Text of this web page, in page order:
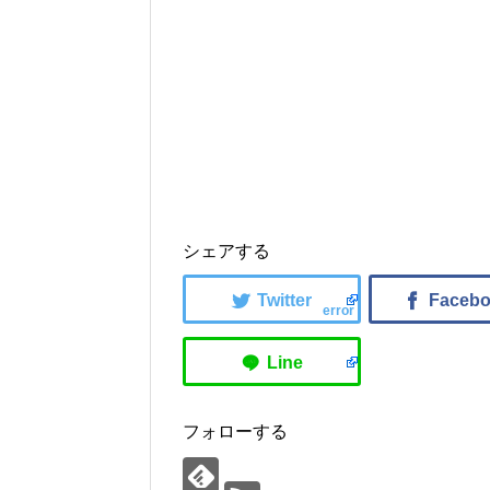
シェアする
error
フォローする